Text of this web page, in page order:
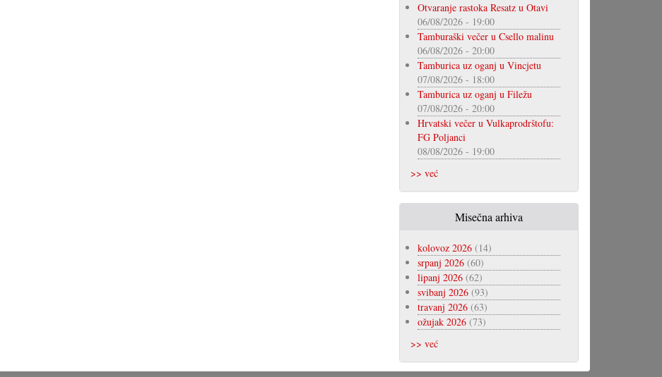
Otvaranje rastoka Resatz u Otavi
06/08/2026 - 19:00
Tamburaški večer u Csello malinu
06/08/2026 - 20:00
Tamburica uz oganj u Vincjetu
07/08/2026 - 18:00
Tamburica uz oganj u Filežu
07/08/2026 - 20:00
Hrvatski večer u Vulkaprodrštofu:
FG Poljanci
08/08/2026 - 19:00
>> već
Misečna arhiva
kolovoz 2026(14)
srpanj 2026(60)
lipanj 2026(62)
svibanj 2026(93)
travanj 2026(63)
ožujak 2026(73)
>> već